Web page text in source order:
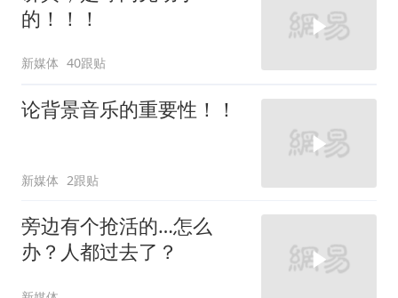
的！！！
新媒体 40跟贴
论背景音乐的重要性！！
新媒体 2跟贴
旁边有个抢活的…怎么
办？人都过去了？